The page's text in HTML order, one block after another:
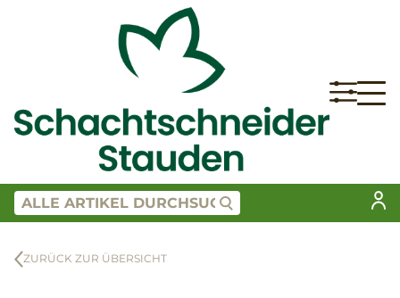
ZURÜCK ZUR ÜBERSICHT